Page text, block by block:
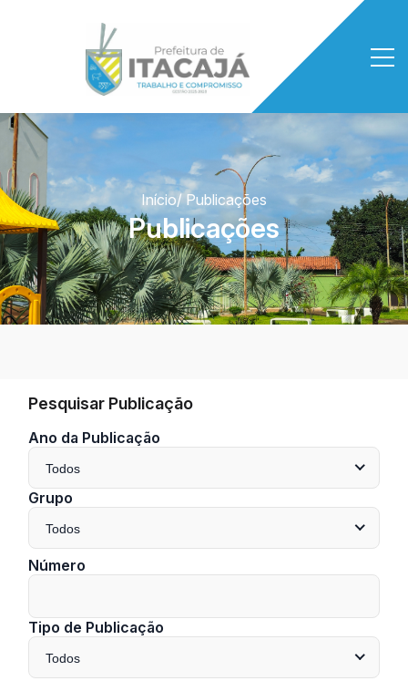
Início/ Publicações
Publicações
Pesquisar Publicação
Ano da Publicação
Todos
Grupo
Todos
Número
Tipo de Publicação
Todos